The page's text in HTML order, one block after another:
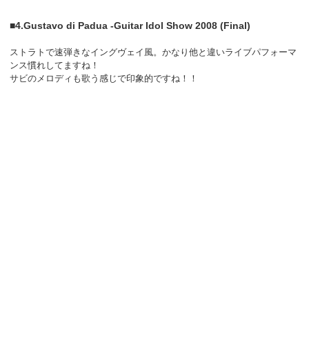
■4.Gustavo di Padua -Guitar Idol Show 2008 (Final)
ストラトで速弾きなイングヴェイ風。かなり他と違いライブパフォーマ
ンス慣れしてますね！
サビのメロディも歌う感じで印象的ですね！！